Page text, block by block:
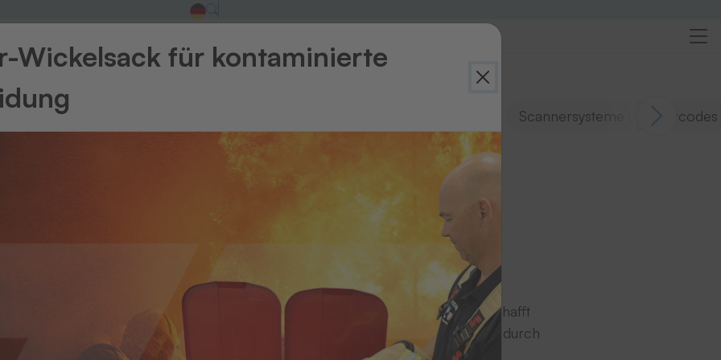
Scannersysteme und Barcodes
RFID-Technologie
RFID-Technologie für die moderne Textilkennzeichnung
die
vollautomatische, berührungslose Identifikation von Textilienund schafft
des gesamten Textilkreislaufs. Besonders die
UHF-RFID-Technik
überzeugt durch
schnelle Erfassungszeiten und die gleichzeitige Identifikation vieler Textilien.
Wickelsack für kontaminierte